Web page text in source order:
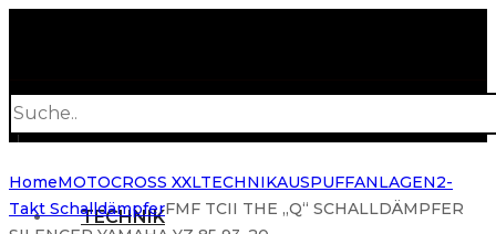
search
TECHNIK
HomeMOTOCROSS XXLTECHNIKAUSPUFFANLAGEN2-
Takt SchalldämpferFMF TCII THE „Q“ SCHALLDÄMPFER